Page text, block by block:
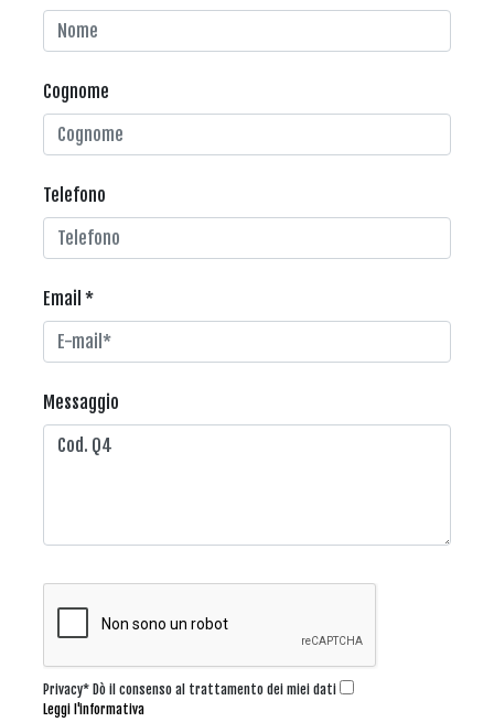
Cognome
Telefono
Email *
Messaggio
Privacy* Dò il consenso al trattamento dei miei dati
Leggi l'informativa